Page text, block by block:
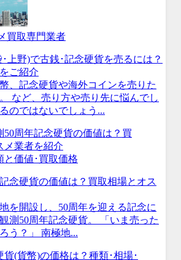
買取専門業者
上野)で古銭･記念硬貨を売るには？
ご紹介
、記念硬貨や海外コインを売りた
など、売り方や売り先に悩んでし
のではないでしょう...
と価値･買取価格
念硬貨の価値は？買取相場とオス
を開設し、50周年を迎える記念に
測50周年記念硬貨。 「いま売った
う？」 南極地...